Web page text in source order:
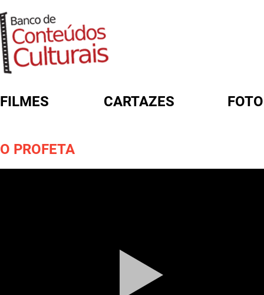
FILMES CARTAZES
O PROFETA